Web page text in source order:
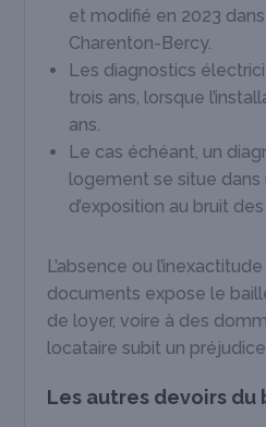
et modifié en 2023
Charenton-Bercy.
Les diagnostics
trois ans, lorsque
ans.
Le cas échéant, un
logement se situe dans
d’exposition au bruit
L’absence ou
documents expose le
de loyer, voire à des
locataire subit un préjudice.
Les autres devoirs du